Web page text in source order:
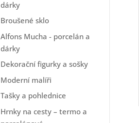
dárky
Broušené sklo
Alfons Mucha - porcelán a
dárky
Dekorační figurky a sošky
Moderní malíři
Tašky a pohlednice
Hrnky na cesty – termo a